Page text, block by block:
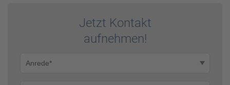
Jetzt Kontakt
auf­nehmen!